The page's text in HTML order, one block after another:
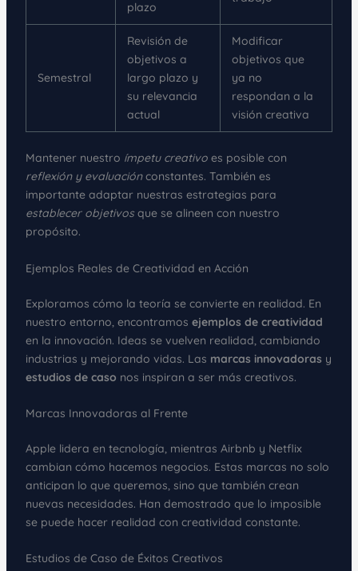
plazo
Semestral
Revisión de
objetivos a
largo plazo y
su relevancia
actual
Modificar
objetivos que
ya no
respondan a la
visión creativa
Mantener nuestro ímpetu creativoes posible con
reflexión y evaluaciónconstantes. También es
importante adaptar nuestras estrategias para
establecer objetivosque se alineen con nuestro
propósito.
Ejemplos Reales de Creatividad en Acción
Exploramos cómo la teoría se convierte en realidad. En
nuestro entorno, encontramos ejemplos de creatividad
en la innovación. Ideas se vuelven realidad, cambiando
industrias y mejorando vidas. Las marcas innovadoras y
estudios de caso nos inspiran a ser más creativos.
Marcas Innovadoras al Frente
Apple lidera en tecnología, mientras Airbnb y Netflix
cambian cómo hacemos negocios. Estas marcas no solo
anticipan lo que queremos, sino que también crean
nuevas necesidades. Han demostrado que lo imposible
se puede hacer realidad con creatividad constante.
Estudios de Caso de Éxitos Creativos